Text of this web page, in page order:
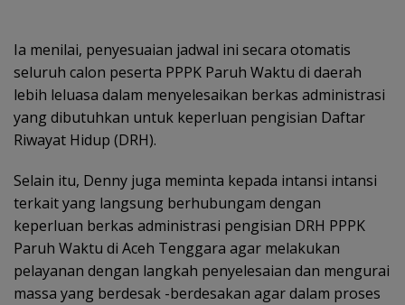
Ia menilai, penyesuaian jadwal ini secara otomatis
seluruh calon peserta PPPK Paruh Waktu di daerah
lebih leluasa dalam menyelesaikan berkas administrasi
yang dibutuhkan untuk keperluan pengisian Daftar
Riwayat Hidup (DRH).
Selain itu, Denny juga meminta kepada intansi intansi
terkait yang langsung berhubungam dengan
keperluan berkas administrasi pengisian DRH PPPK
Paruh Waktu di Aceh Tenggara agar melakukan
pelayanan dengan langkah penyelesaian dan mengurai
massa yang berdesak -berdesakan agar dalam proses